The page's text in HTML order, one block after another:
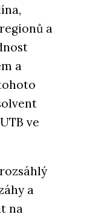
a
a
ve
a
na